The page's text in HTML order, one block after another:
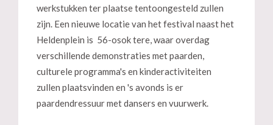
werkstukken ter plaatse tentoongesteld zullen
zijn. Een nieuwe locatie van het festival naast het
Heldenplein is 56-osok tere, waar overdag
verschillende demonstraties met paarden,
culturele programma's en kinderactiviteiten
zullen plaatsvinden en 's avonds is er
paardendressuur met dansers en vuurwerk.